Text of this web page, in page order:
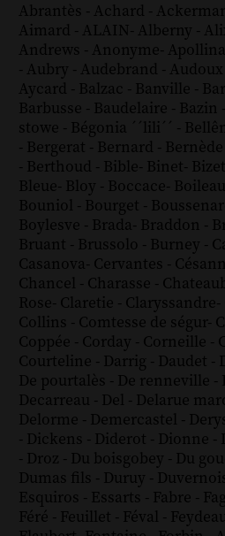
Abrantès - Achard -
Aimard - ALAIN- Alberny -
Andrews - Anonyme-
- Aubry - Audebrand - Audoux
Aycard - Balzac - Banville -
Barbusse - Baudelaire - Bazin -
stowe - Bégonia ´´lili´´ -
- Bergerat - Bernard - Bernède
- Berthoud - Bible- Binet- Bizet
Bleue- Bloy - Boccace- Boileau
Bouniol - Bourget -
Boylesve - Brada- Braddon -
Bruant - Brussolo - Burney -
Casanova- Cervantes -
Chancel - Charasse -
Rose- Claretie - Claryssandre-
Collins - Comtesse de ségur-
Coppée - Corday - Corneille -
Courteline - Darrig - Daudet -
De pourtalès - De renneville -
Decarreau - Del - Delarue
Delorme - Demercastel -
- Dickens - Diderot - Dionne -
- Droz - Du boisgobey - Du
Dumas fils - Duruy -
Esquiros - Essarts - Fabre -
Féré - Feuillet - Féval -